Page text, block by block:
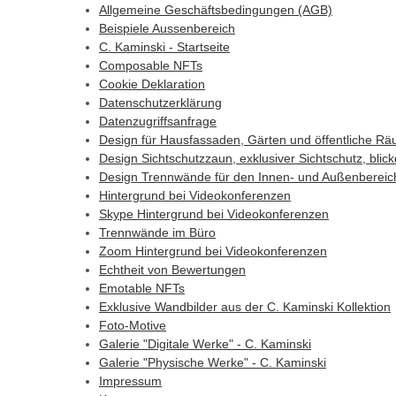
Allgemeine Geschäftsbedingungen (AGB)
Beispiele Aussenbereich
C. Kaminski - Startseite
Composable NFTs
Cookie Deklaration
Datenschutzerklärung
Datenzugriffsanfrage
Design für Hausfassaden, Gärten und öffentliche
Design Sichtschutzzaun, exklusiver Sichtschutz,
Design Trennwände für den Innen- und
Hintergrund bei Videokonferenzen
Skype Hintergrund bei Videokonferenzen
Trennwände im Büro
Zoom Hintergrund bei Videokonferenzen
Echtheit von Bewertungen
Emotable NFTs
Exklusive Wandbilder aus der C. Kaminski Kollektion
Foto-Motive
Galerie "Digitale Werke" - C. Kaminski
Galerie "Physische Werke" - C. Kaminski
Impressum